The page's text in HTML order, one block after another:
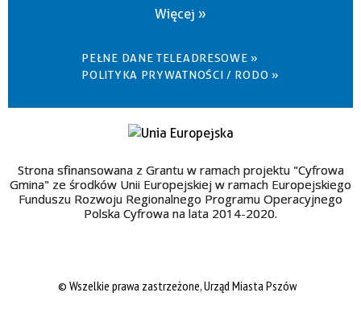
Więcej »
PEŁNE DANE TELEADRESOWE »
POLITYKA PRYWATNOŚCI / RODO »
Strona sfinansowana z Grantu w ramach projektu "Cyfrowa
Gmina" ze środków Unii Europejskiej w ramach Europejskiego
Funduszu Rozwoju Regionalnego Programu Operacyjnego
Polska Cyfrowa na lata 2014-2020.
© Wszelkie prawa zastrzeżone, Urząd Miasta Pszów